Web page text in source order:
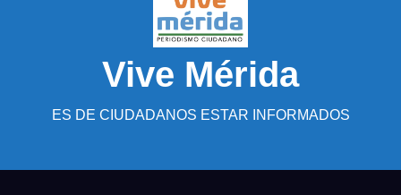
Vive Mérida
ES DE CIUDADANOS ESTAR INFORMADOS